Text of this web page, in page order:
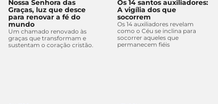
Nossa Senhora das
Graças, luz que desce
para renovar a fé do
mundo
Um chamado renovado às
graças que transformam e
sustentam o coração cristão.
Os 14 santos auxiliadores:
A vigília dos que
socorrem
Os 14 auxiliadores revelam
como o Céu se inclina para
socorrer aqueles que
permanecem fiéis